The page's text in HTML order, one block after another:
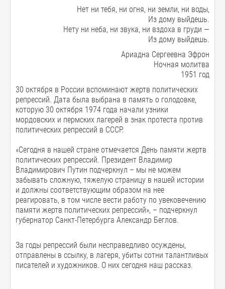
Нет ни тебя, ни огня, ни земли, ни воды,
Из дому выйдешь.
Нету ни неба, ни звука, ни вздоха в груди —
Из дому выйдешь.
Ариадна Сергеевна Эфрон
Ночная молитва
1951 год
30 октября в России вспоминают жертв политических
репрессий. Дата была выбрана в память о голодовке,
которую 30 октября 1974 года начали узники
мордовских и пермских лагерей в знак протеста против
политических репрессий в СССР.
«Сегодня в нашей стране отмечается День памяти жертв
политических репрессий. Президент Владимир
Владимирович Путин подчеркнул – мы не можем
забывать сложную, тяжелую страницу в нашей истории
и должны соответствующим образом на нее
реагировать, в том числе вести работу по увековечению
памяти жертв политических репрессий», – подчеркнул
губернатор Санкт-Петербурга Александр Беглов.
За годы репрессий были несправедливо осуждены,
отправлены в ссылку, в лагеря, убиты сотни талантливых
писателей и художников. О них сегодня наш рассказ.